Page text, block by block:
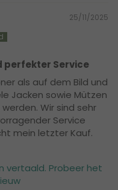
25/11/2025
perfekter Service
als auf dem Bild und
Jacken sowie Mützen
Wir sind sehr
Service
mein letzter Kauf.
vertaald. Probeer het